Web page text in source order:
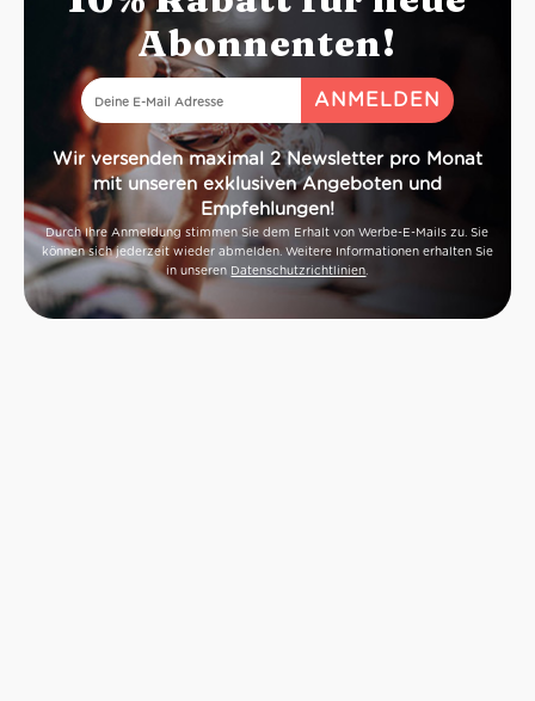
Abonnenten!
Wir versenden maximal 2 Newsletter pro Monat
mit unseren exklusiven Angeboten und
Empfehlungen!
Durch Ihre Anmeldung stimmen Sie dem Erhalt von Werbe-E-Mails zu. Sie
können sich jederzeit wieder abmelden. Weitere Informationen erhalten Sie
in unseren Datenschutzrichtlinien.